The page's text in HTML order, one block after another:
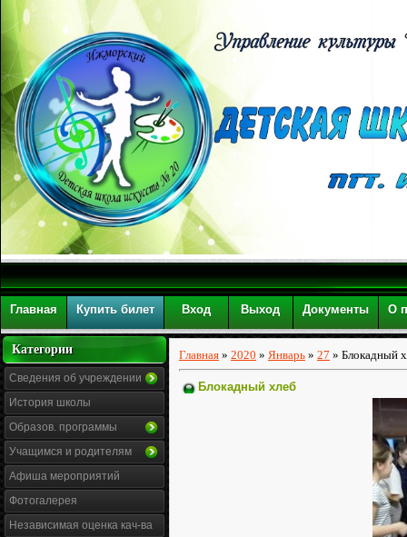
Главная Купить билет Вход Выход Документы О
Категории
Сведения об учреждении
История школы
Образов. программы
Учащимся и родителям
Афиша мероприятий
Фотогалерея
Независимая оценка кач-ва
Главная » 2020 » Январь » 27 » Блокадный
Блокадный хлеб